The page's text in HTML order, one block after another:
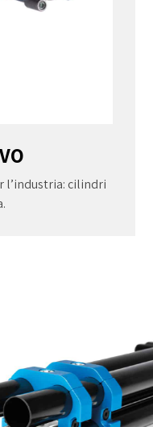
l’industria: cilindri